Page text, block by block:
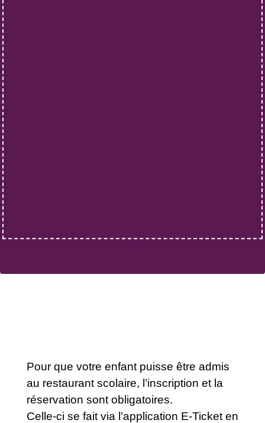
Pour que votre enfant puisse être admis
au restaurant scolaire, l’inscription et la
réservation sont obligatoires.
Celle-ci se fait via l'application E-Ticket en